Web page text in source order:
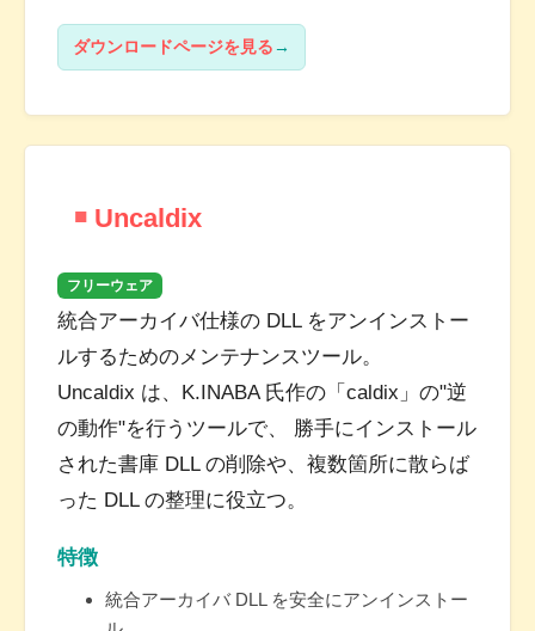
ダウンロードページを見る
Uncaldix
フリーウェア
統合アーカイバ仕様の DLL をアンインストー
ルするためのメンテナンスツール。
Uncaldix は、K.INABA 氏作の「caldix」の"逆
の動作"を行うツールで、 勝手にインストール
された書庫 DLL の削除や、複数箇所に散らば
った DLL の整理に役立つ。
特徴
統合アーカイバ DLL を安全にアンインストー